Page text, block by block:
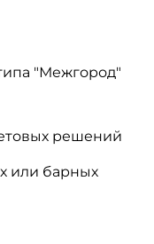
"Межгород"
решений
или барных